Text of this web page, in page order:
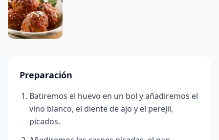
Preparación
Batiremos el huevo en un bol y añadiremos el
vino blanco, el diente de ajo y el perejil,
picados.